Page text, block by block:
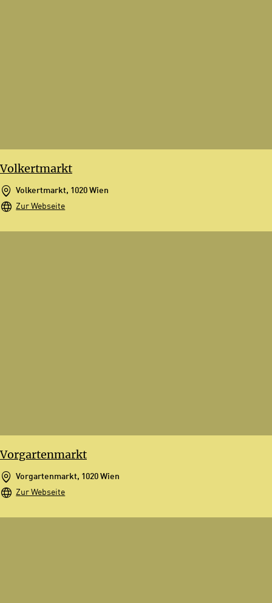
Volkertmarkt
Volkertmarkt, 1020 Wien
Zur Webseite
Vorgartenmarkt
Vorgartenmarkt, 1020 Wien
Zur Webseite